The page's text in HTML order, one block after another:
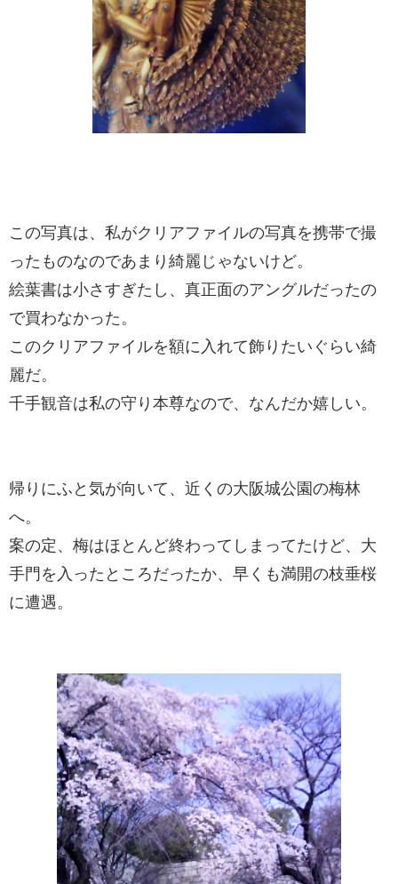
この写真は、私がクリアファイルの写真を携帯で撮
ったものなのであまり綺麗じゃないけど。
絵葉書は小さすぎたし、真正面のアングルだったの
で買わなかった。
このクリアファイルを額に入れて飾りたいぐらい綺
麗だ。
千手観音は私の守り本尊なので、なんだか嬉しい。
帰りにふと気が向いて、近くの大阪城公園の梅林
へ。
案の定、梅はほとんど終わってしまってたけど、大
手門を入ったところだったか、早くも満開の枝垂桜
に遭遇。